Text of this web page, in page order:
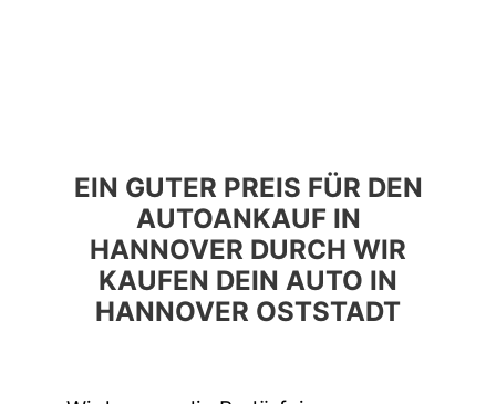
EIN GUTER PREIS FÜR DEN
AUTOANKAUF IN
HANNOVER DURCH WIR
KAUFEN DEIN AUTO IN
HANNOVER OSTSTADT